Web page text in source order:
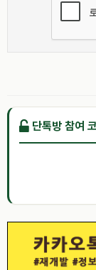
단톡방 참여